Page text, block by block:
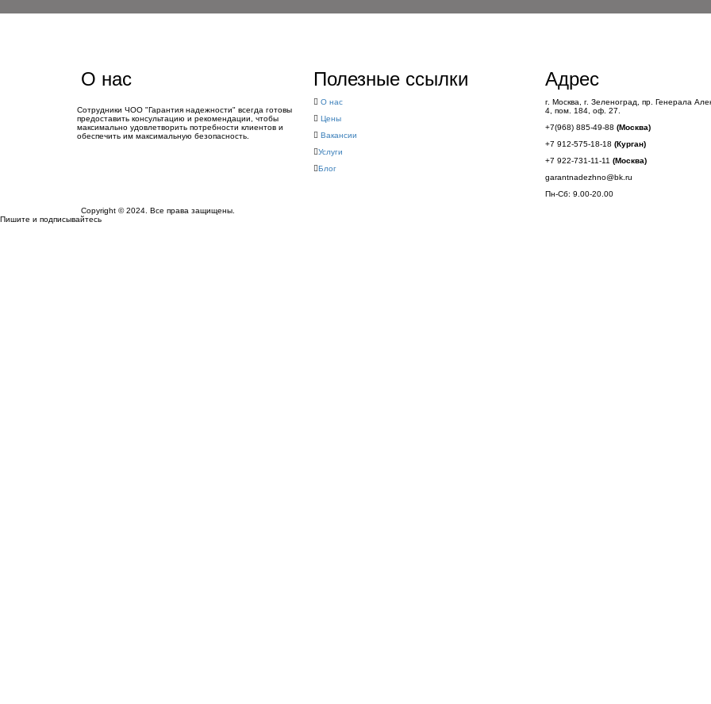
О нас
Сотрудники ЧОО "Гарантия надежности" всегда готовы
предоставить консультацию и рекомендации, чтобы
максимально удовлетворить потребности клиентов и
обеспечить им максимальную безопасность.
Полезные ссылки
О нас
Цены
Вакансии
Услуги
Блог
Адрес
г. Москва, г. Зеленоград, пр. Генерала
4, пом. 184, оф. 27.
+7(968) 885-49-88 (Москва)
+7 912-575-18-18 (Курган)
+7 922-731-11-11 (Москва)
garantnadezhno@bk.ru
Пн-Сб: 9.00-20.00
Copyright © 2024. Все права защищены.
Пишите и подписывайтесь